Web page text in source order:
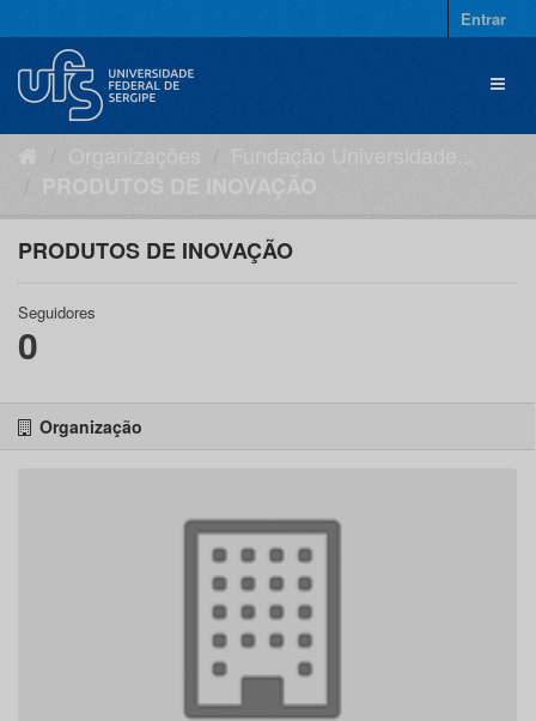
para
conteúdo
Entrar
PRODUTOS DE INOVAÇÃO
Seguidores
0
Organização